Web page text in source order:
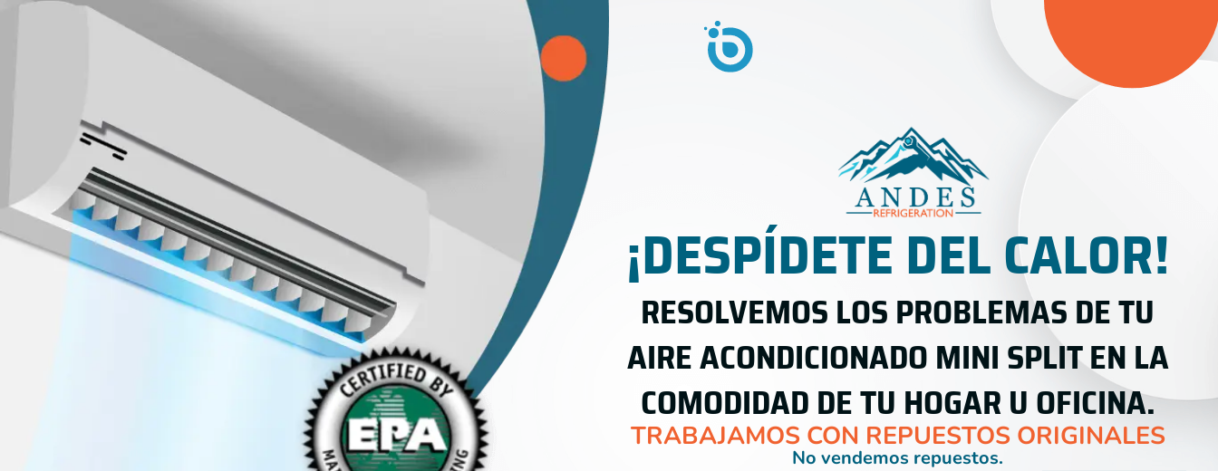
¡DESPÍDETE DEL CALOR!
RESOLVEMOS LOS PROBLEMAS DE TU
AIRE ACONDICIONADO MINI SPLIT EN LA
COMODIDAD DE TU HOGAR U OFICINA.
TRABAJAMOS CON REPUESTOS ORIGINALES
No vendemos repuestos.